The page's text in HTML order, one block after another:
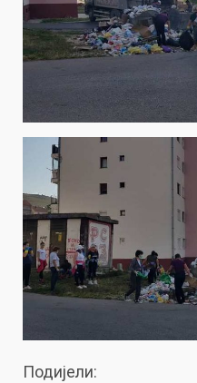
Подијели: